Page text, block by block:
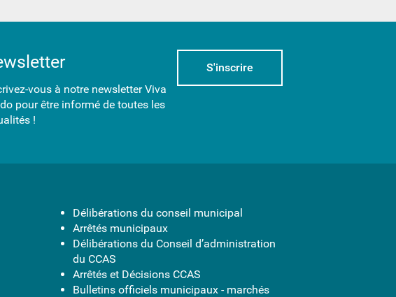
vous à notre newsletter Viva
pour être informé de toutes les
!
S'inscrire
Délibérations du conseil municipal
Arrêtés municipaux
Délibérations du Conseil d’administration
du CCAS
Arrêtés et Décisions CCAS
Bulletins officiels municipaux - marchés